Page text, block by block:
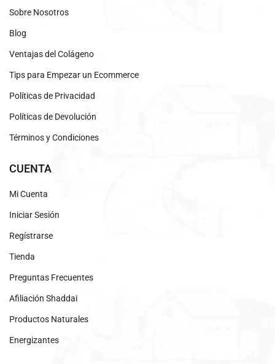
Sobre Nosotros
Blog
Ventajas del Colágeno
Tips para Empezar un Ecommerce
Políticas de Privacidad
Políticas de Devolución
Términos y Condiciones
CUENTA
Mi Cuenta
Iniciar Sesión
Regístrarse
Tienda
Preguntas Frecuentes
Afiliación Shaddai
Productos Naturales
Energizantes